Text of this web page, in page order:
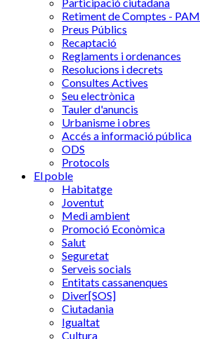
Retiment de Comptes - PAM
Preus Públics
Recaptació
Reglaments i ordenances
Resolucions i decrets
Consultes Actives
Seu electrònica
Tauler d'anuncis
Urbanisme i obres
Accés a informació pública
ODS
Protocols
El poble
Habitatge
Joventut
Medi ambient
Promoció Econòmica
Salut
Seguretat
Serveis socials
Entitats cassanenques
Diver[SOS]
Ciutadania
Igualtat
Cultura